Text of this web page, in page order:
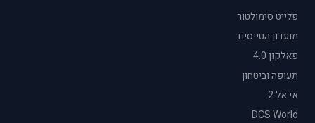
פלייט סימולטור
מועדון הטייסים
פאלקון 4.0
תעופה וביטחון
אי אל 2
DCS World